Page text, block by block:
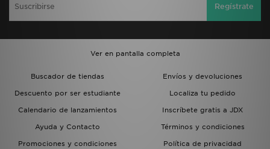
Regístrate
Ver en pantalla completa
Buscador de tiendas
Envíos y devoluciones
Descuento por ser estudiante
Localiza tu pedido
Calendario de lanzamientos
Inscríbete gratis a JDX
Ayuda y Contacto
Términos y condiciones
Promociones y condiciones
Política de privacidad